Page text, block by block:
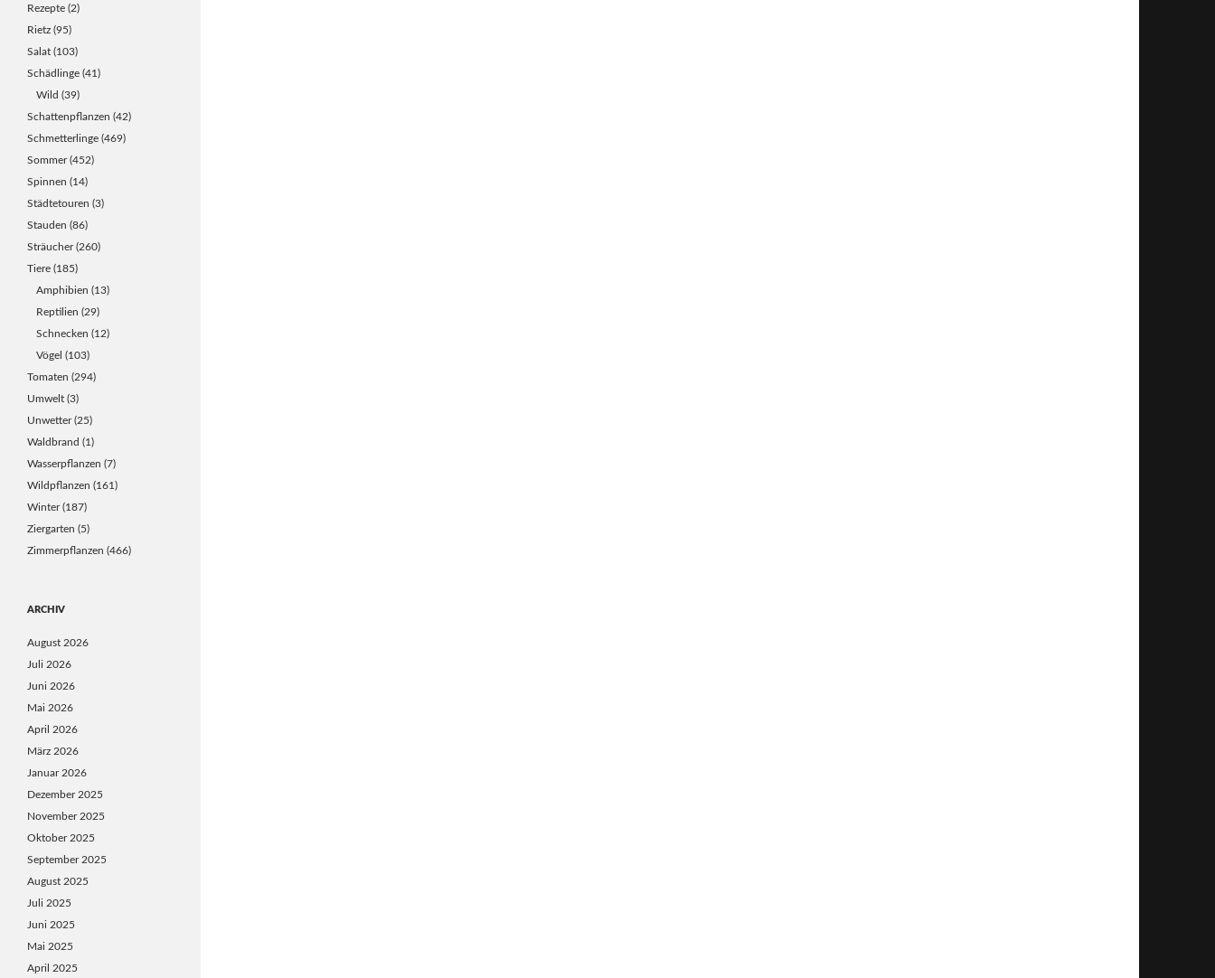
Rezepte (2)
Rietz (95)
Salat (103)
Schädlinge (41)
Wild (39)
Schattenpflanzen (42)
Schmetterlinge (469)
Sommer(452)
Spinnen (14)
Städtetouren (3)
Stauden (86)
Sträucher(260)
Tiere (185)
Amphibien (13)
Reptilien (29)
Schnecken (12)
Vögel (103)
Tomaten (294)
Umwelt (3)
Unwetter(25)
Waldbrand (1)
Wasserpflanzen (7)
Wildpflanzen (161)
Winter(187)
Ziergarten (5)
Zimmerpflanzen (466)
ARCHIV
August 2026
Juli 2026
Juni 2026
Mai 2026
April 2026
März 2026
Januar 2026
Dezember 2025
November 2025
Oktober 2025
September 2025
August 2025
Juli 2025
Juni 2025
Mai 2025
April 2025